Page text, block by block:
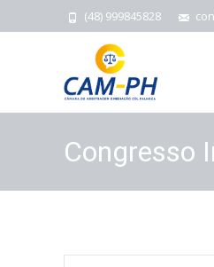
(48) 999845828
Congresso